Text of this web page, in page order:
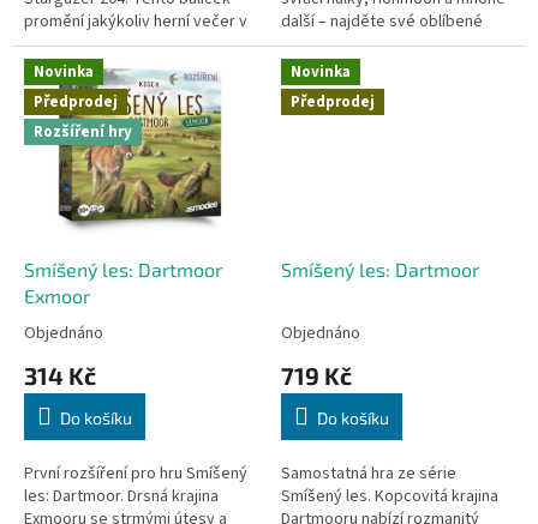
promění jakýkoliv herní večer v
pozorování noční oblohy.
další – najděte své oblíbené
postavy i předměty ze świata K-
Pop Demon Hunters na 55...
Novinka
Předprodej
Rozšíření hry
Smíšený les: Dartmoor
Exmoor
Objednáno
314 Kč
Do košíku
První rozšíření pro hru Smíšený
les: Dartmoor. Drsná krajina
Exmooru se strmými útesy a
Novinka
Předprodej
Smíšený les: Dartmoor
Objednáno
719 Kč
Do košíku
Samostatná hra ze série
Smíšený les. Kopcovitá krajina
Dartmooru nabízí rozmanitý